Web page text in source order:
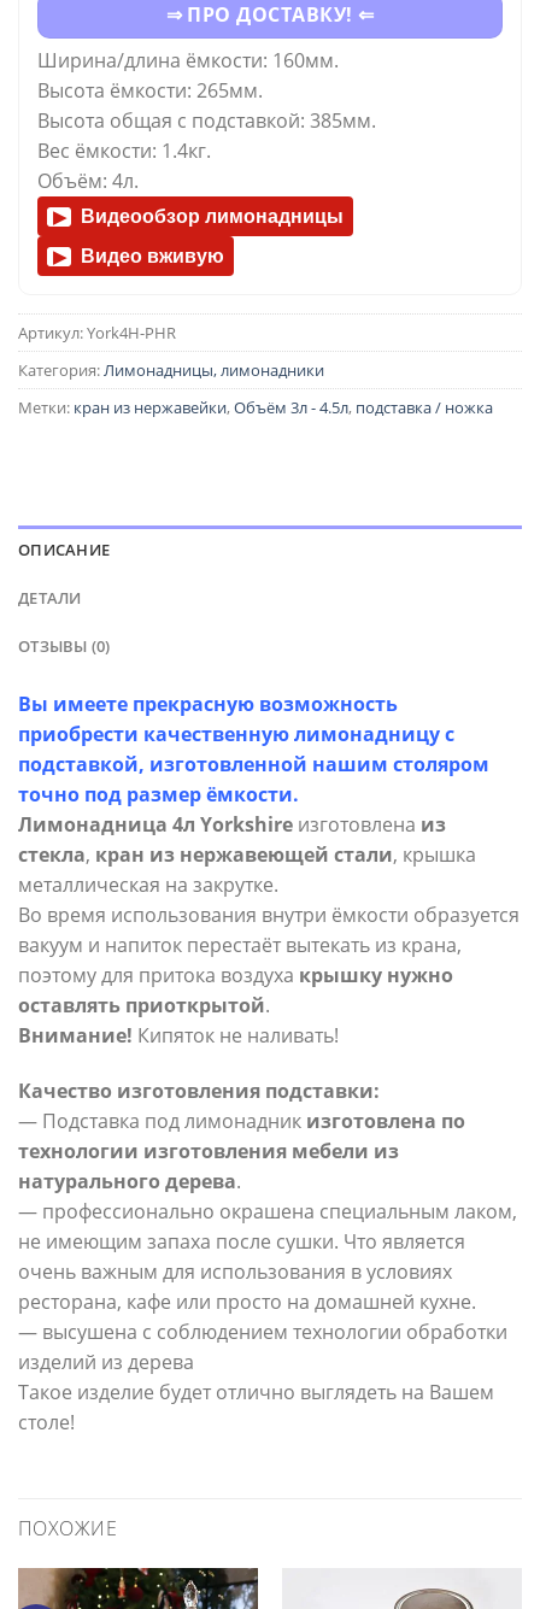
⇒ ПРО ДОСТАВКУ! ⇐
Ширина/длина ёмкости: 160мм.
Высота ёмкости: 265мм.
Высота общая с подставкой: 385мм.
Вес ёмкости: 1.4кг.
Объём: 4л.
▶ Видеообзор лимонадницы
▶ Видео вживую
Артикул:York4H-PHR
Категория:Лимонадницы, лимонадники
Метки: кран из нержавейки,Объём 3л - 4.5л, подставка / ножка
ОПИСАНИЕ
ДЕТАЛИ
ОТЗЫВЫ (0)
Вы имеете прекрасную возможность
приобрести качественную лимонадницу с
подставкой, изготовленной нашим столяром
точно под размер ёмкости.
Лимонадница 4л Yorkshire изготовлена из
стекла, кран из нержавеющей стали, крышка
металлическая на закрутке.
Во время использования внутри ёмкости образуется
вакуум и напиток перестаёт вытекать из крана,
поэтому для притока воздуха крышку нужно
оставлять приоткрытой.
Внимание! Кипяток не наливать!
Качество изготовления подставки:
— Подставка под лимонадник изготовлена по
технологии изготовления мебели из
натурального дерева.
— профессионально окрашена специальным лаком,
не имеющим запаха после сушки. Что является
очень важным для использования в условиях
ресторана, кафе или просто на домашней кухне.
— высушена с соблюдением технологии обработки
изделий из дерева
Такое изделие будет отлично выглядеть на Вашем
столе!
ПОХОЖИЕ